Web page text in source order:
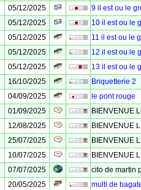
05/12/2025
9 il est ou le
05/12/2025
10 il est ou le
05/12/2025
11 il est ou le
05/12/2025
12 il est ou le
05/12/2025
13 il est ou le
16/10/2025
Briquetterie 2
04/09/2025
le pont rouge
01/09/2025
BIENVENUE
12/08/2025
BIENVENUE
25/07/2025
BIENVENUE
10/07/2025
BIENVENUE
07/07/2025
cito de martin
20/05/2025
multi de